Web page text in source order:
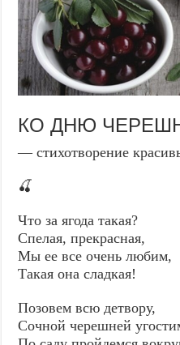
КО ДНЮ
— стихотворение
🍒
Что за ягода такая?
Спелая, прекрасная,
Мы ее все очень любим,
Такая она сладкая!
Позовем всю детвору,
Сочной черешней